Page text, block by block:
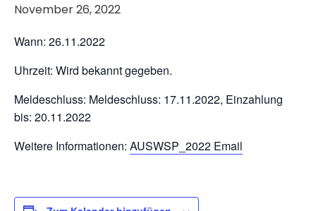
November 26, 2022
Wann: 26.11.2022
Uhrzeit: Wird bekannt gegeben.
Meldeschluss: Meldeschluss: 17.11.2022, Einzahlung
bis: 20.11.2022
Weitere Informationen: AUSWSP_2022 Email